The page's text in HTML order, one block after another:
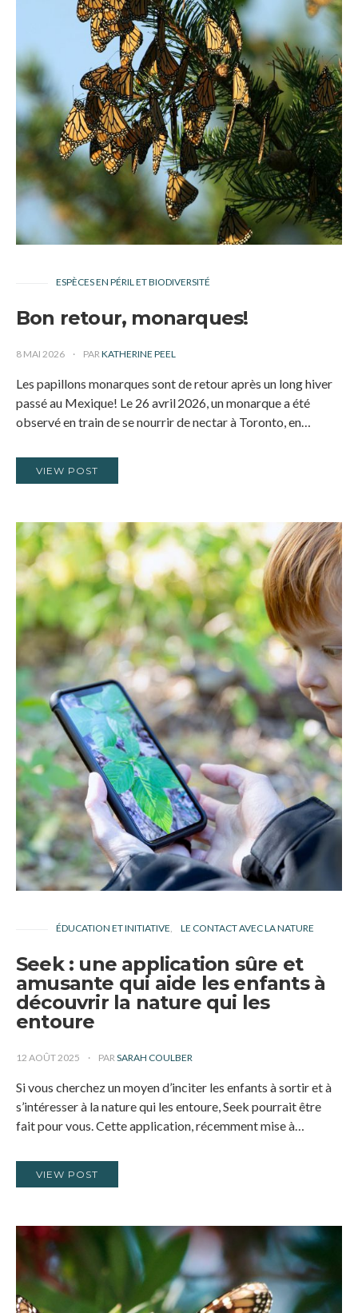
ESPÈCES EN PÉRIL ET BIODIVERSITÉ
Bon retour, monarques!
8 MAI 2026 PARKATHERINE PEEL
Les papillons monarques sont de retour après un long hiver
passé au Mexique! Le 26 avril 2026, un monarque a été
observé en train de se nourrir de nectar à Toronto, en…
VIEW POST
ÉDUCATION ET INITIATIVE LE CONTACT AVEC LA NATURE
Seek : une application sûre et
amusante qui aide les enfants à
découvrir la nature qui les
entoure
12 AOÛT 2025 PARSARAH COULBER
Si vous cherchez un moyen d’inciter les enfants à sortir et à
s’intéresser à la nature qui les entoure, Seek pourrait être
fait pour vous. Cette application, récemment mise à…
VIEW POST